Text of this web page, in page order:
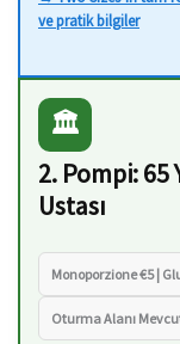
ve pratik bilgiler
🏛️
2. Pompi: 65
Ustası
Monoporzione €5 |
Oturma Alanı